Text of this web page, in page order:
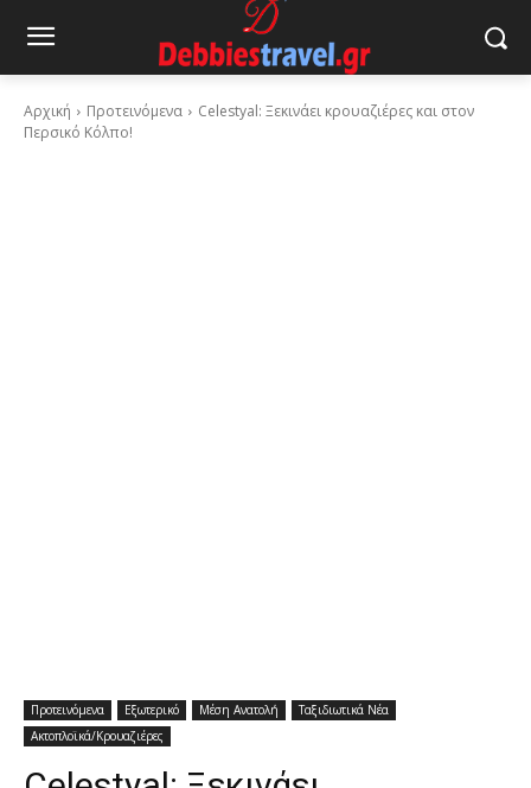
Αρχική Προτεινόμενα
Celestyal: Ξεκινάει κρουαζιέρες και στον
Περσικό Κόλπο!
Προτεινόμενα Εξωτερικό Μέση Ανατολή
Ταξιδιωτικά Νέα
Ακτοπλοϊκά/Κρουαζιέρες